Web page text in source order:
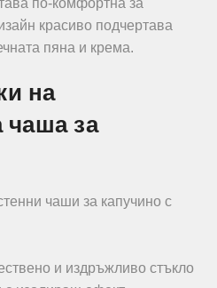
по-комфортна за
красиво подчертава
пяна и крема.
на
чаша за
чаши за капучино с
и издръжливо стъкло